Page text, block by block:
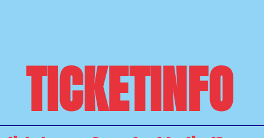
TICKETINFO